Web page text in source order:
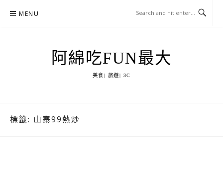
MENU
阿綿吃FUN最大
美食| 旅遊| 3C
標籤: 山寨99熱炒